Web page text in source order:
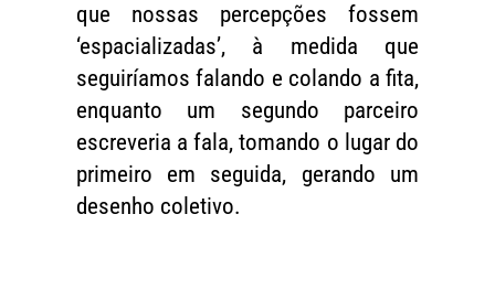
que nossas percepções fossem
‘espacializadas’, à medida que
seguiríamos falando e colando a fita,
enquanto um segundo parceiro
escreveria a fala, tomando o lugar do
primeiro em seguida, gerando um
desenho coletivo.